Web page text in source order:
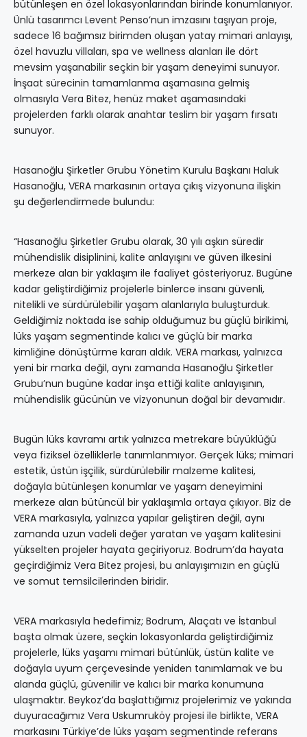
bütünleşen en özel lokasyonlarından birinde konumlanıyor.
Ünlü tasarımcı Levent Penso’nun imzasını taşıyan proje,
sadece 16 bağımsız birimden oluşan yatay mimari anlayışı,
özel havuzlu villaları, spa ve wellness alanları ile dört
mevsim yaşanabilir seçkin bir yaşam deneyimi sunuyor.
İnşaat sürecinin tamamlanma aşamasına gelmiş
olmasıyla Vera Bitez, henüz maket aşamasındaki
projelerden farklı olarak anahtar teslim bir yaşam fırsatı
sunuyor.
Hasanoğlu Şirketler Grubu Yönetim Kurulu Başkanı Haluk
Hasanoğlu, VERA markasının ortaya çıkış vizyonuna ilişkin
şu değerlendirmede bulundu:
“Hasanoğlu Şirketler Grubu olarak, 30 yılı aşkın süredir
mühendislik disiplinini, kalite anlayışını ve güven ilkesini
merkeze alan bir yaklaşım ile faaliyet gösteriyoruz. Bugüne
kadar geliştirdiğimiz projelerle binlerce insanı güvenli,
nitelikli ve sürdürülebilir yaşam alanlarıyla buluşturduk.
Geldiğimiz noktada ise sahip olduğumuz bu güçlü birikimi,
lüks yaşam segmentinde kalıcı ve güçlü bir marka
kimliğine dönüştürme kararı aldık. VERA markası, yalnızca
yeni bir marka değil, aynı zamanda Hasanoğlu Şirketler
Grubu’nun bugüne kadar inşa ettiği kalite anlayışının,
mühendislik gücünün ve vizyonunun doğal bir devamıdır.
Bugün lüks kavramı artık yalnızca metrekare büyüklüğü
veya fiziksel özelliklerle tanımlanmıyor. Gerçek lüks; mimari
estetik, üstün işçilik, sürdürülebilir malzeme kalitesi,
doğayla bütünleşen konumlar ve yaşam deneyimini
merkeze alan bütüncül bir yaklaşımla ortaya çıkıyor. Biz de
VERA markasıyla, yalnızca yapılar geliştiren değil, aynı
zamanda uzun vadeli değer yaratan ve yaşam kalitesini
yükselten projeler hayata geçiriyoruz. Bodrum’da hayata
geçirdiğimiz Vera Bitez projesi, bu anlayışımızın en güçlü
ve somut temsilcilerinden biridir.
VERA markasıyla hedefimiz; Bodrum, Alaçatı ve İstanbul
başta olmak üzere, seçkin lokasyonlarda geliştirdiğimiz
projelerle, lüks yaşamı mimari bütünlük, üstün kalite ve
doğayla uyum çerçevesinde yeniden tanımlamak ve bu
alanda güçlü, güvenilir ve kalıcı bir marka konumuna
ulaşmaktır. Beykoz’da başlattığımız projelerimiz ve yakında
duyuracağımız Vera Uskumruköy projesi ile birlikte, VERA
markasını Türkiye’de lüks yaşam segmentinde referans